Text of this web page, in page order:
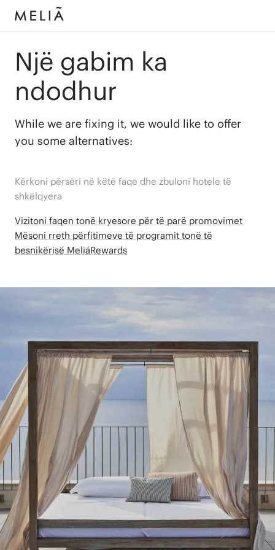
Një gabim ka
ndodhur
While we are fixing it, we would like to offer
you some alternatives:
Kërkoni përsëri në këtë faqe dhe zbuloni hotele të
shkëlqyera
Vizitoni faqen tonë kryesore për të parë promovimet
Mësoni rreth përfitimeve të programit tonë të
besnikërisë MeliáRewards